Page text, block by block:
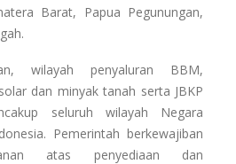
Barat, Papua Pegunungan,
wilayah penyaluran BBM,
dan minyak tanah serta JBKP
seluruh wilayah Negara
Pemerintah berkewajiban
atas penyediaan dan